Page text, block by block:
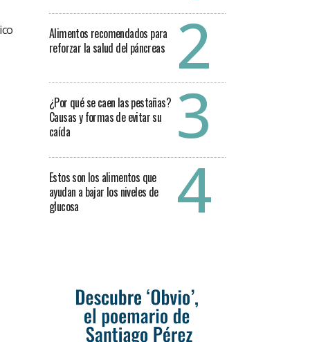
Alimentos recomendados para
reforzar la salud del páncreas
¿Por qué se caen las pestañas?
Causas y formas de evitar su
caída
Estos son los alimentos que
ayudan a bajar los niveles de
glucosa